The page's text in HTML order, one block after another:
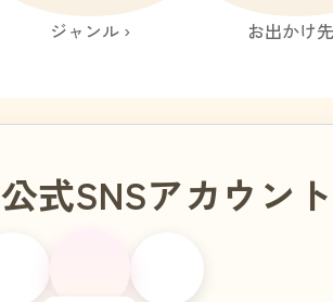
ジャンル › お出かけ
公式SNSアカウント